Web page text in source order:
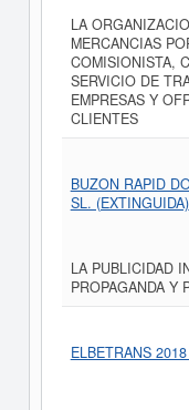
LA
MERCANCIAS
COMISIONISTA,
SERVICIO DE
EMPRESAS Y
CLIENTES
BUZON RAPID
SL. (EXTINGUIDA)
LA PUBLICIDAD
PROPAGANDA Y
ELBETRANS